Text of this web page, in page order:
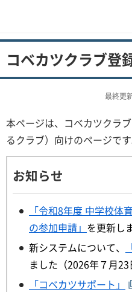
コベカツクラブ登
最終更
本ページは、コベカツクラ
るクラブ）向けのページです
お知らせ
「令和8年度 中学校体
の参加申請」 を更新し
新システムについて、
ました（2026年７月23
「コベカツサポート」